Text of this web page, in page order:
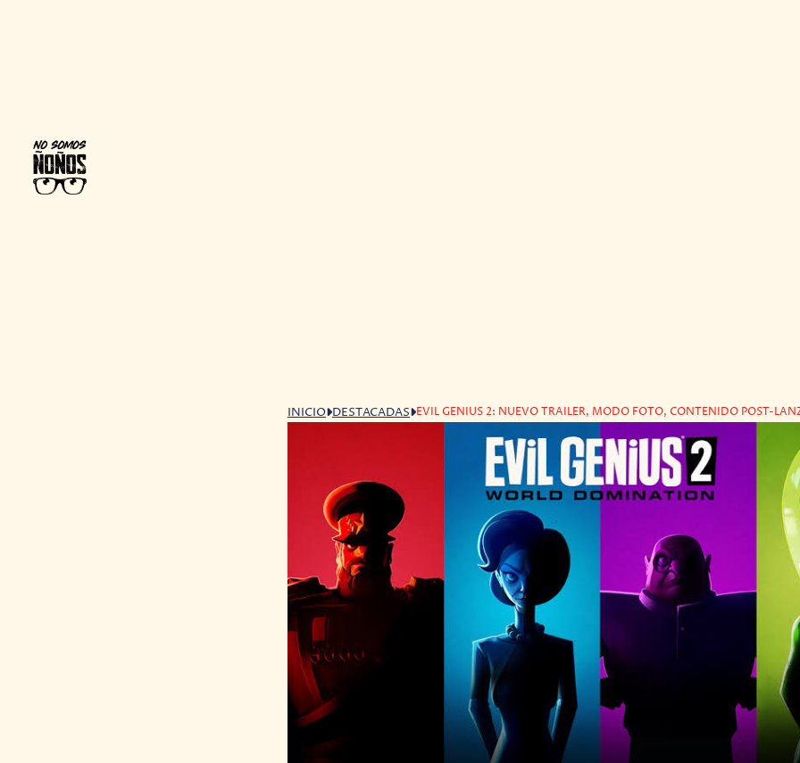
INICIO DESTACADAS EVIL GENIUS 2: NUEVO TRAILER, MODO FOTO, CONTENIDO POST-